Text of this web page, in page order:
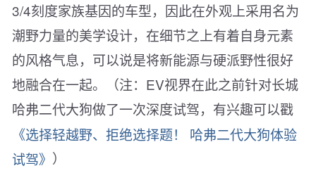
3/4刻度家族基因的车型，因此在外观上采用名为
潮野力量的美学设计，在细节之上有着自身元素
的风格气息，可以说是将新能源与硬派野性很好
地融合在一起。（注：EV视界在此之前针对长城
哈弗二代大狗做了一次深度试驾，有兴趣可以戳
《选择轻越野、拒绝选择题！ 哈弗二代大狗体验
试驾》 ）